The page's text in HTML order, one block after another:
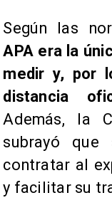
Según las
APA era la
medir y, por
distancia
Además, la
subrayó
contratar al
y facilitar su